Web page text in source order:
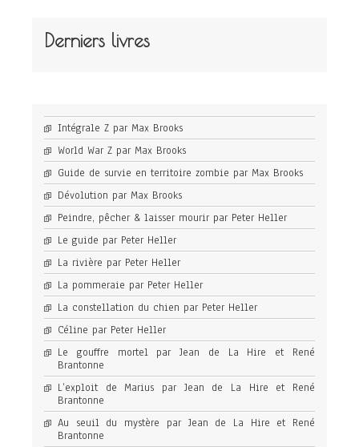
Derniers livres
Intégrale Z par Max Brooks
World War Z par Max Brooks
Guide de survie en territoire zombie par Max Brooks
Dévolution par Max Brooks
Peindre, pêcher & laisser mourir par Peter Heller
Le guide par Peter Heller
La rivière par Peter Heller
La pommeraie par Peter Heller
La constellation du chien par Peter Heller
Céline par Peter Heller
Le gouffre mortel par Jean de La Hire et René
Brantonne
L’exploit de Marius par Jean de La Hire et René
Brantonne
Au seuil du mystère par Jean de La Hire et René
Brantonne